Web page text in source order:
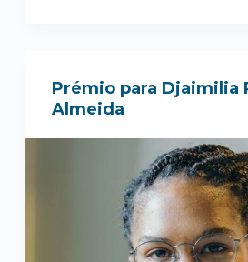
Prémio para Djaimilia
Almeida